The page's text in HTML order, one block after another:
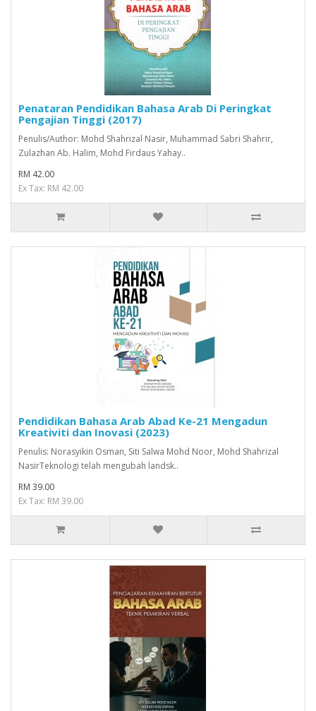
Penataran Pendidikan Bahasa Arab Di Peringkat
Pengajian Tinggi (2017)
Penulis/Author: Mohd Shahrizal Nasir, Muhammad Sabri Shahrir,
Zulazhan Ab. Halim, Mohd Firdaus Yahay..
RM 42.00
Ex Tax: RM 42.00
Pendidikan Bahasa Arab Abad Ke-21 Mengadun
Kreativiti dan Inovasi (2023)
Penulis: Norasyikin Osman, Siti Salwa Mohd Noor, Mohd Shahrizal
NasirTeknologi telah mengubah landsk..
RM 39.00
Ex Tax: RM 39.00